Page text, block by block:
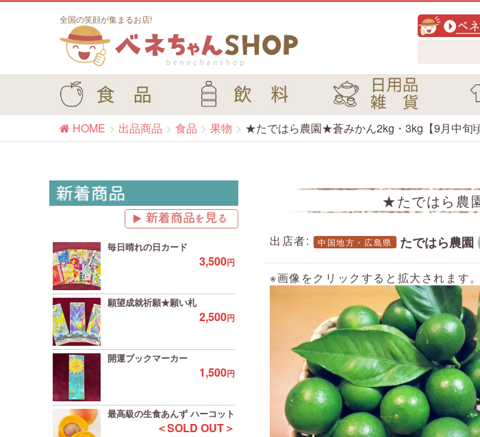
全国の笑顔が集まるお店!
HOME 出品商品 食品 果物 ★たではら農園★蒼みかん2kg・3kg【9月中旬
★たではら農
出店者: 中国地方・広島県 たではら農園
※画像をクリックすると拡大されます。
毎日晴れの日カード
3,500円
願望成就祈願★願い札
2,500円
開運ブックマーカー
1,500円
最高級の生食あんず ハーコット
＜SOLD OUT＞